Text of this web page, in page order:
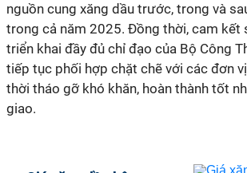
nguồn cung xăng dầu trước, trong và
trong cả năm 2025. Đồng thời, cam kết
triển khai đầy đủ chỉ đạo của Bộ Công
tiếp tục phối hợp chặt chẽ với các đơn
thời tháo gỡ khó khăn, hoàn thành tốt
giao.